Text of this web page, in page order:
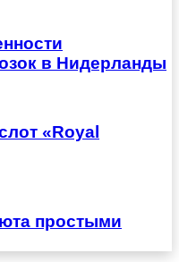
в Нидерланды
«Royal
простыми